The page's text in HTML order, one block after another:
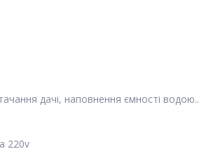
дачі, наповнення ємності водою..
220v